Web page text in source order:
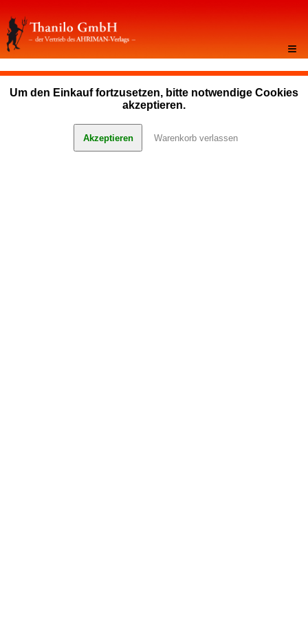
≡
Um den Einkauf fortzusetzen, bitte notwendige Cookies
akzeptieren.
Akzeptieren Warenkorb verlassen